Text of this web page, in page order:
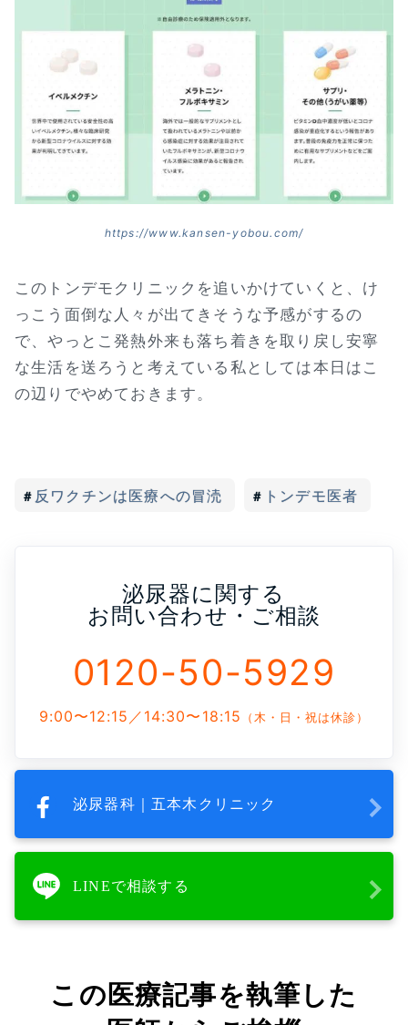
https://www.kansen-yobou.com/
このトンデモクリニックを追いかけていくと、け
っこう面倒な人々が出てきそうな予感がするの
で、やっとこ発熱外来も落ち着きを取り戻し安寧
な生活を送ろうと考えている私としては本日はこ
の辺りでやめておきます。
反ワクチンは医療への冒涜 トンデモ医者
泌尿器に関する
お問い合わせ・ご相談
0120-50-5929
9:00〜12:15／14:30〜18:15 （木・日・祝は休診）
泌尿器科｜五本木クリニック
LINEで相談する
この医療記事を執筆した